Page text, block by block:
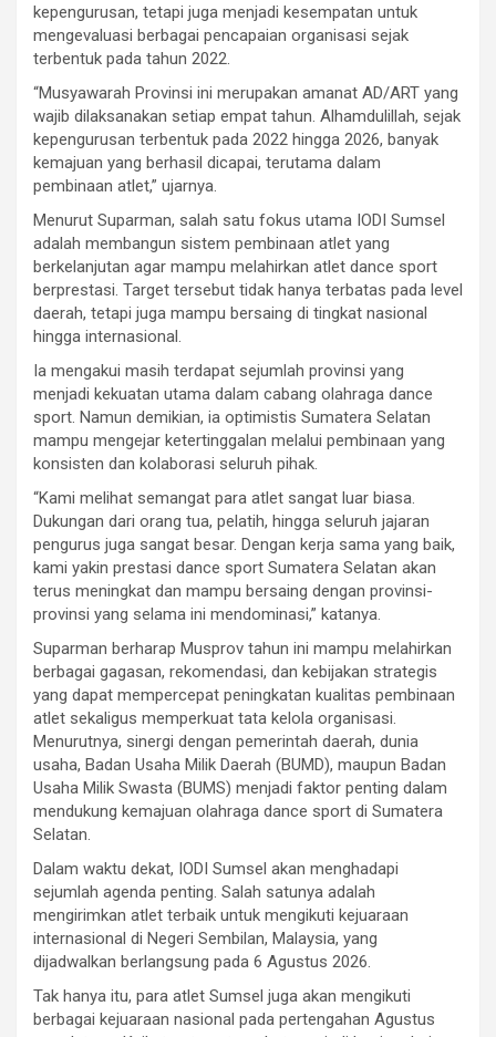
kepengurusan, tetapi juga menjadi kesempatan untuk
mengevaluasi berbagai pencapaian organisasi sejak
terbentuk pada tahun 2022.
“Musyawarah Provinsi ini merupakan amanat AD/ART yang
wajib dilaksanakan setiap empat tahun. Alhamdulillah, sejak
kepengurusan terbentuk pada 2022 hingga 2026, banyak
kemajuan yang berhasil dicapai, terutama dalam
pembinaan atlet,” ujarnya.
Menurut Suparman, salah satu fokus utama IODI Sumsel
adalah membangun sistem pembinaan atlet yang
berkelanjutan agar mampu melahirkan atlet dance sport
berprestasi. Target tersebut tidak hanya terbatas pada level
daerah, tetapi juga mampu bersaing di tingkat nasional
hingga internasional.
Ia mengakui masih terdapat sejumlah provinsi yang
menjadi kekuatan utama dalam cabang olahraga dance
sport. Namun demikian, ia optimistis Sumatera Selatan
mampu mengejar ketertinggalan melalui pembinaan yang
konsisten dan kolaborasi seluruh pihak.
“Kami melihat semangat para atlet sangat luar biasa.
Dukungan dari orang tua, pelatih, hingga seluruh jajaran
pengurus juga sangat besar. Dengan kerja sama yang baik,
kami yakin prestasi dance sport Sumatera Selatan akan
terus meningkat dan mampu bersaing dengan provinsi-
provinsi yang selama ini mendominasi,” katanya.
Suparman berharap Musprov tahun ini mampu melahirkan
berbagai gagasan, rekomendasi, dan kebijakan strategis
yang dapat mempercepat peningkatan kualitas pembinaan
atlet sekaligus memperkuat tata kelola organisasi.
Menurutnya, sinergi dengan pemerintah daerah, dunia
usaha, Badan Usaha Milik Daerah (BUMD), maupun Badan
Usaha Milik Swasta (BUMS) menjadi faktor penting dalam
mendukung kemajuan olahraga dance sport di Sumatera
Selatan.
Dalam waktu dekat, IODI Sumsel akan menghadapi
sejumlah agenda penting. Salah satunya adalah
mengirimkan atlet terbaik untuk mengikuti kejuaraan
internasional di Negeri Sembilan, Malaysia, yang
dijadwalkan berlangsung pada 6 Agustus 2026.
Tak hanya itu, para atlet Sumsel juga akan mengikuti
berbagai kejuaraan nasional pada pertengahan Agustus